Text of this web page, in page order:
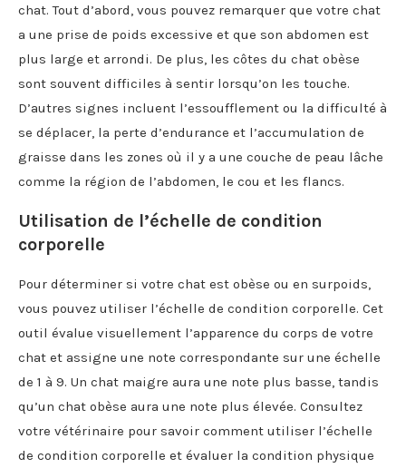
chat. Tout d’abord, vous pouvez remarquer que votre chat
a une prise de poids excessive et que son abdomen est
plus large et arrondi. De plus, les côtes du chat obèse
sont souvent difficiles à sentir lorsqu’on les touche.
D’autres signes incluent l’essoufflement ou la difficulté à
se déplacer, la perte d’endurance et l’accumulation de
graisse dans les zones où il y a une couche de peau lâche
comme la région de l’abdomen, le cou et les flancs.
Utilisation de l’échelle de condition
corporelle
Pour déterminer si votre chat est obèse ou en surpoids,
vous pouvez utiliser l’échelle de condition corporelle. Cet
outil évalue visuellement l’apparence du corps de votre
chat et assigne une note correspondante sur une échelle
de 1 à 9. Un chat maigre aura une note plus basse, tandis
qu’un chat obèse aura une note plus élevée. Consultez
votre vétérinaire pour savoir comment utiliser l’échelle
de condition corporelle et évaluer la condition physique